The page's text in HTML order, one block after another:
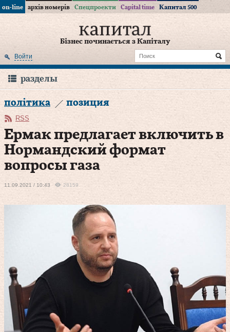
on-line архів номерів Спецпроекти Capital time Капитал 500
Бізнес починається з Капіталу
Войти
разделы
політика позиция
RSS
Ермак предлагает включить в
Нормандский формат
вопросы газа
11.09.2021 / 10:43 28159